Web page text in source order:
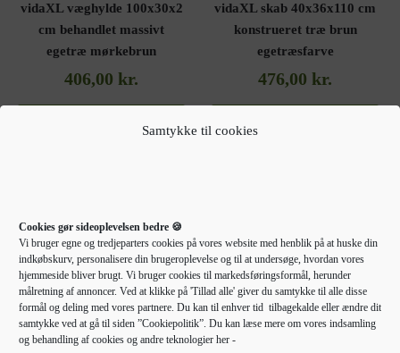
Samtykke til cookies
Cookies gør sideoplevelsen bedre 🍪
Vi bruger egne og tredjeparters cookies på vores website med henblik på at huske din
indkøbskurv, personalisere din brugeroplevelse og til at undersøge, hvordan vores
hjemmeside bliver brugt. Vi bruger cookies til markedsføringsformål, herunder
målretning af annoncer. Ved at klikke på 'Tillad alle' giver du samtykke til alle disse
formål og deling med vores partnere. Du kan til enhver tid tilbagekalde eller ændre dit
samtykke ved at gå til siden ”Cookiepolitik”. Du kan læse mere om vores indsamling
og behandling af cookies og andre teknologier her -
vidaXL væghylde 100x30x2
cm behandlet massivt
egetræ mørkebrun
406,00 kr.
vidaXL skab 40x36x110 cm
konstrueret træ brun
egetræsfarve
476,00 kr.